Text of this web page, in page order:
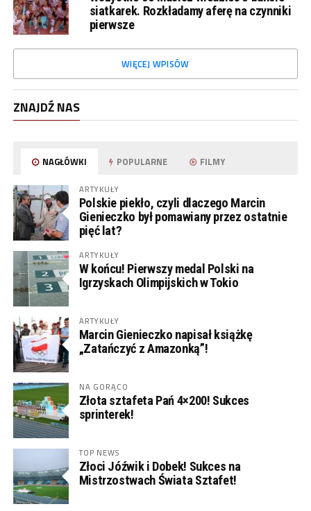
siatkarek. Rozkładamy aferę na czynniki
pierwsze
WIĘCEJ WPISÓW
ZNAJDŹ NAS
NAGŁÓWKI POPULARNE FILMY
ARTYKUŁY
Polskie piekło, czyli dlaczego Marcin
Gienieczko był pomawiany przez ostatnie
pięć lat?
ARTYKUŁY
W końcu! Pierwszy medal Polski na
Igrzyskach Olimpijskich w Tokio
ARTYKUŁY
Marcin Gienieczko napisał książkę
„Zatańczyć z Amazonką”!
NA GORĄCO
Złota sztafeta Pań 4×200! Sukces
sprinterek!
TOP NEWS
Złoci Jóźwik i Dobek! Sukces na
Mistrzostwach Świata Sztafet!